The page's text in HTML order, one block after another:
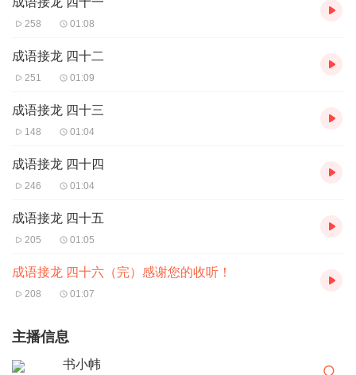
258 01:08
成语接龙 四十二
251 01:09
成语接龙 四十三
148 01:04
成语接龙 四十四
246 01:04
成语接龙 四十五
205 01:05
成语接龙 四十六（完）感谢您的收听！
208 01:07
主播信息
书小帏